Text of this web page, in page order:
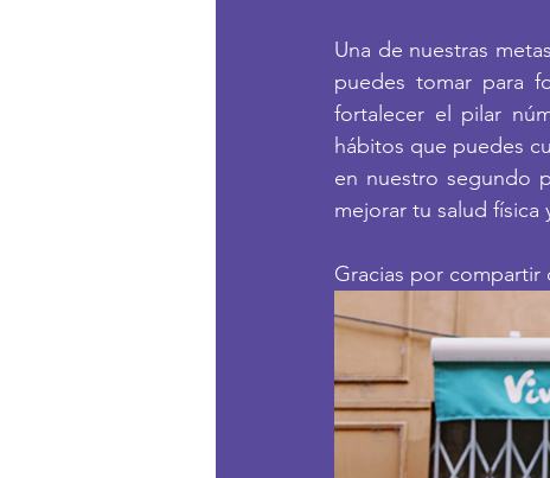
Una de nuestras
puedes tomar para
fortalecer el pilar
hábitos que puedes
en nuestro segundo
mejorar tu salud física
Gracias por compartir